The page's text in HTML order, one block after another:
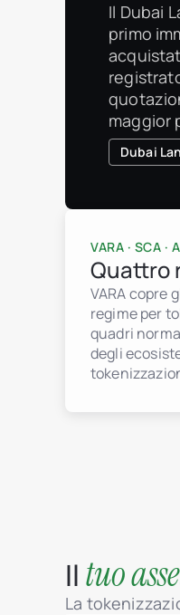
Il Dubai
primo
maggior
Dubai
VARA · SCA ·
Quattro
VARA copre
regime per
quadri
degli
Il tuo
La